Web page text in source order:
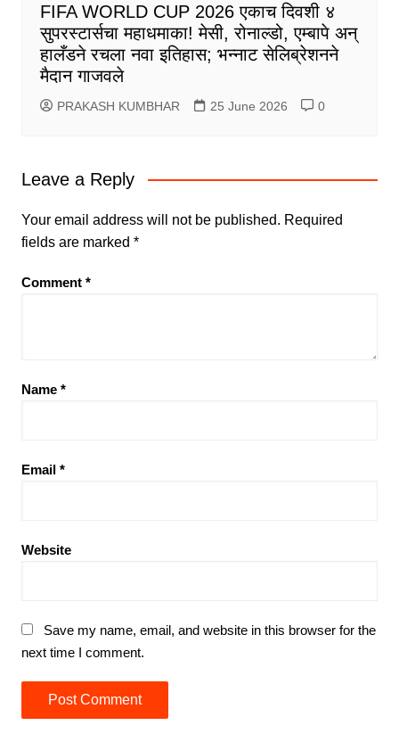
FIFA WORLD CUP 2026 एकाच दिवशी ४
सुपरस्टार्सचा महाधमाका! मेसी, रोनाल्डो, एम्बापे अन्
हालँडने रचला नवा इतिहास; भन्नाट सेलिब्रेशनने
मैदान गाजवले
PRAKASH KUMBHAR 25 June 2026 0
Leave a Reply
Your email address will not be published. Required
fields are marked *
Comment *
Name *
Email *
Website
Save my name, email, and website in this browser for the
next time I comment.